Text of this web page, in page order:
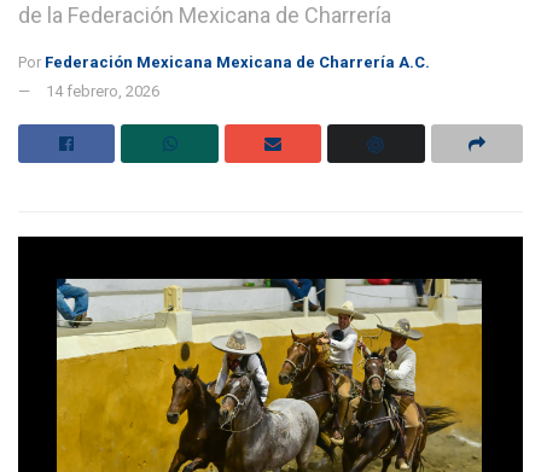
de la Federación Mexicana de Charrería
Por Federación Mexicana Mexicana de Charrería A.C.
14 febrero, 2026